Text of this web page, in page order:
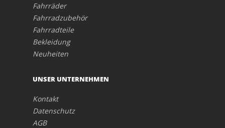
Fahrräder
Fahrradzubehör
Fahrradteile
Bekleidung
Neuheiten
UNSER UNTERNEHMEN
Kontakt
Datenschutz
AGB